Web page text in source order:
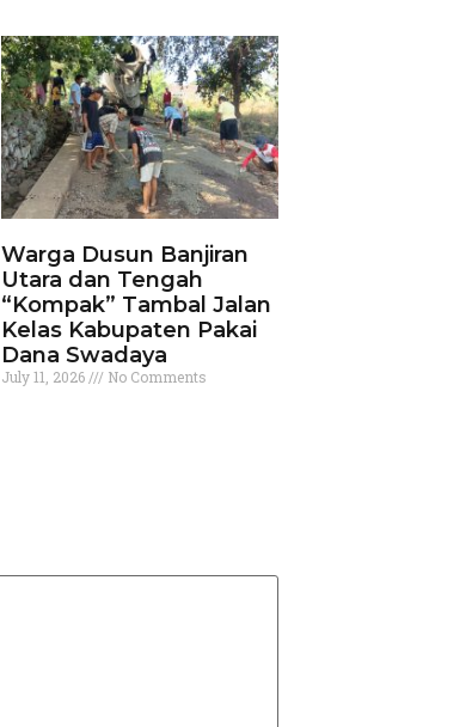
Warga Dusun Banjiran
Utara dan Tengah
“Kompak” Tambal Jalan
Kelas Kabupaten Pakai
Dana Swadaya
July 11, 2026 No Comments